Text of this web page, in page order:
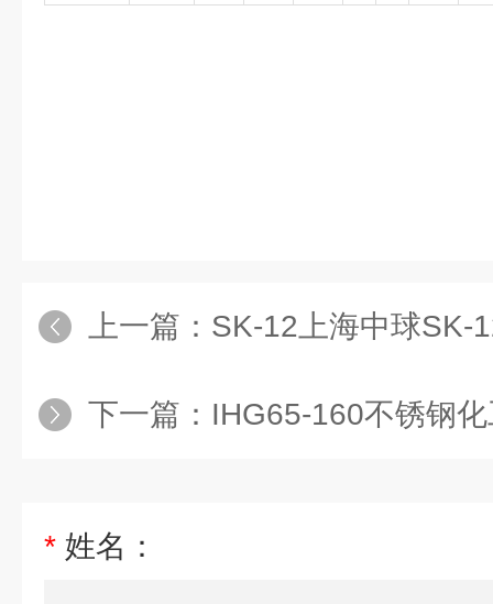
上一篇： SK-12上海中球SK-12水环式
下一篇： IHG65-160不锈钢化工离
* 姓名：